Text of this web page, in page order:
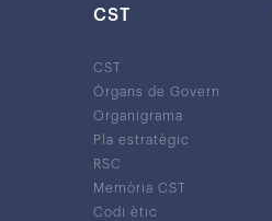
CST
CST
Òrgans de Govern
Organigrama
Pla estratègic
RSC
Memòria CST
Codi ètic